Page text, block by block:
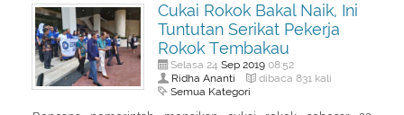
Cukai Rokok Bakal Naik, Ini
Tuntutan Serikat Pekerja
Rokok Tembakau
Selasa 24 Sep 201908:52
Ridha Ananti dibaca 831 kali
Semua Kategori